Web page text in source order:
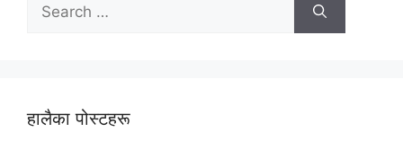
for:
हालैका पोस्टहरू